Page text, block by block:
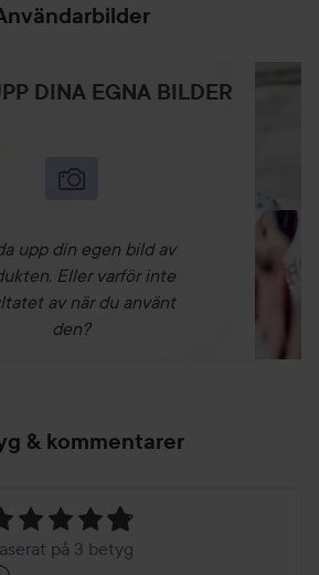
DINA EGNA BILDER
upp din egen bild av
Eller varför inte
av när du använt
den?
& kommentarer
på 3 betyg